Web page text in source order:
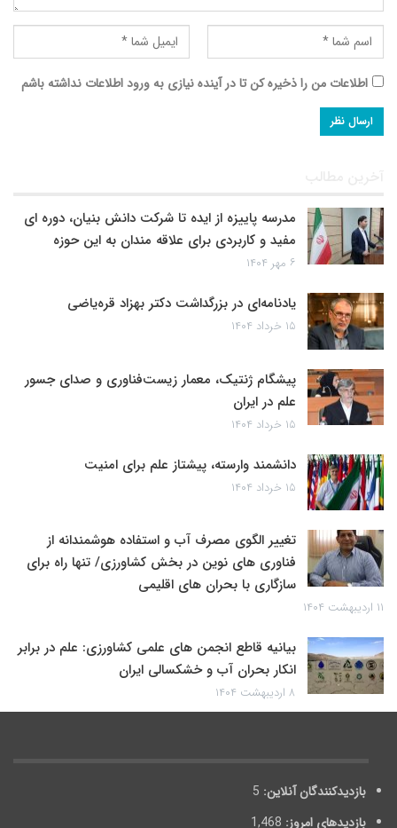
اطلاعات من را ذخیره کن تا در آینده نیازی به ورود اطلاعات نداشته باشم
آخرین مطالب
مدرسه پاییزه از ایده تا شرکت دانش بنیان، دوره ای
مفید و کاربردی برای علاقه مندان به این حوزه
۶ مهر ۱۴۰۴
یادنامه‌ای در بزرگداشت دکتر بهزاد قره‌یاضی
۱۵ خرداد ۱۴۰۴
پیشگام ژنتیک، معمار زیست‌فناوری و صدای جسور
علم در ایران
۱۵ خرداد ۱۴۰۴
دانشمند وارسته، پیشتاز علم برای امنیت
۱۵ خرداد ۱۴۰۴
تغییر الگوی مصرف آب و استفاده هوشمندانه از
فناوری های نوین در بخش کشاورزی/ تنها راه برای
سازگاری با بحران های اقلیمی
۱۱ اردیبهشت ۱۴۰۴
بیانیه قاطع انجمن های علمی کشاورزی: علم در برابر
انکار بحران آب و خشکسالی ایران
۸ اردیبهشت ۱۴۰۴
بازدیدکنندگان آنلاین: 5
بازدیدهای امروز: 1,468